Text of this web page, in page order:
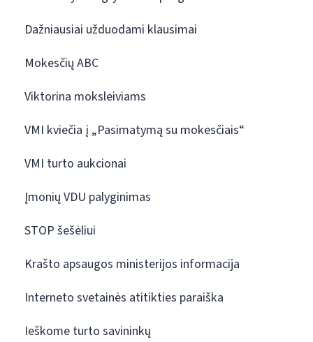
Dažniausiai užduodami klausimai
Mokesčių ABC
Viktorina moksleiviams
VMI kviečia į „Pasimatymą su mokesčiais“
VMI turto aukcionai
Įmonių VDU palyginimas
STOP šešėliui
Krašto apsaugos ministerijos informacija
Interneto svetainės atitikties paraiška
Ieškome turto savininkų